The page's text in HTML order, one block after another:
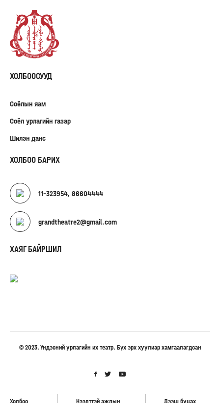
ХОЛБООСУУД
Соёлын яам
Соёл урлагийн газар
Шилэн данс
ХОЛБОО БАРИХ
11-323954, 86604444
grandtheatre2@gmail.com
ХАЯГ БАЙРШИЛ
© 2023. Үндэсний урлагийн их театр. Бүх эрх хуулиар хамгаалагдсан
Холбоо Нээлттэй ажлын Дээш буцах